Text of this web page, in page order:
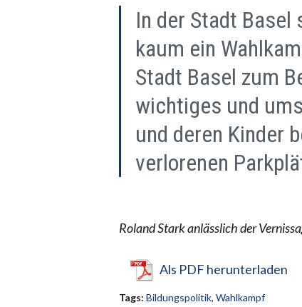
In der Stadt Basel
kaum ein
Stadt Basel zum
wichtiges und
und deren Kinder
verlorenen
Roland Stark anlässlich der
Als PDF herunterladen
Tags: Bildungspolitik, Wahlkampf